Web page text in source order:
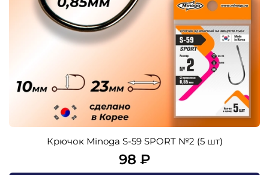
Крючок Minoga S-59 SPORT №2 (5 шт)
98 ₽